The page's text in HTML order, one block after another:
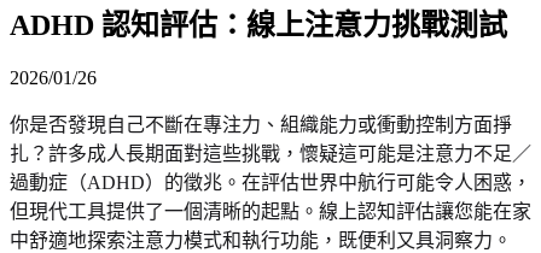
ADHD 認知評估：線上注意力挑戰測試
2026/01/26
你是否發現自己不斷在專注力、組織能力或衝動控制方面掙
扎？許多成人長期面對這些挑戰，懷疑這可能是注意力不足／
過動症（ADHD）的徵兆。在評估世界中航行可能令人困惑，
但現代工具提供了一個清晰的起點。線上認知評估讓您能在家
中舒適地探索注意力模式和執行功能，既便利又具洞察力。